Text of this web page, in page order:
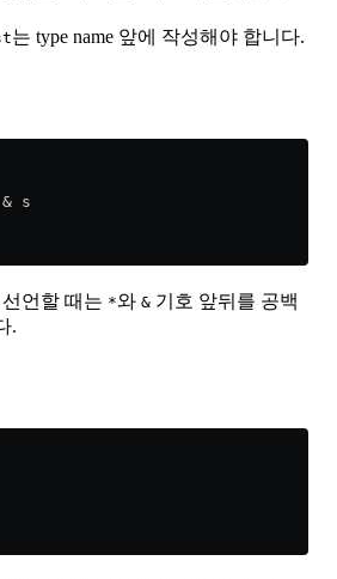
는 type name 앞에 작성해야 합니다.
& s
언할 때는 *와 & 기호 앞뒤를 공백
.